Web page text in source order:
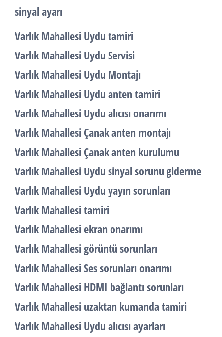
sinyal ayarı
Varlık Mahallesi Uydu tamiri
Varlık Mahallesi Uydu Servisi
Varlık Mahallesi Uydu Montajı
Varlık Mahallesi Uydu anten tamiri
Varlık Mahallesi Uydu alıcısı onarımı
Varlık Mahallesi Çanak anten montajı
Varlık Mahallesi Çanak anten kurulumu
Varlık Mahallesi Uydu sinyal sorunu giderme
Varlık Mahallesi Uydu yayın sorunları
Varlık Mahallesi tamiri
Varlık Mahallesi ekran onarımı
Varlık Mahallesi görüntü sorunları
Varlık Mahallesi Ses sorunları onarımı
Varlık Mahallesi HDMI bağlantı sorunları
Varlık Mahallesi uzaktan kumanda tamiri
Varlık Mahallesi Uydu alıcısı ayarları